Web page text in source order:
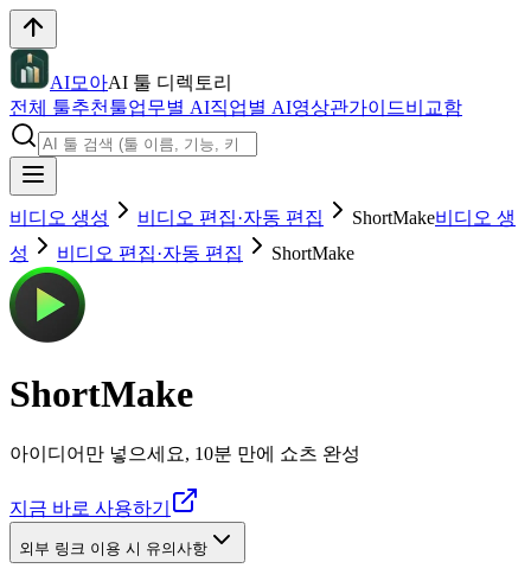
AI모아AI 툴 디렉토리
전체 툴추천툴업무별 AI직업별 AI영상관가이드비교함
비디오 생성 비디오 편집·자동 편집 ShortMake비디오 생
성
비디오 편집·자동 편집 ShortMake
ShortMake
아이디어만 넣으세요, 10분 만에 쇼츠 완성
지금 바로 사용하기
외부 링크 이용 시 유의사항